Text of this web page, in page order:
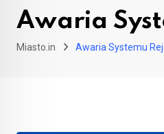
Awaria
Miasto.in Awaria Systemu